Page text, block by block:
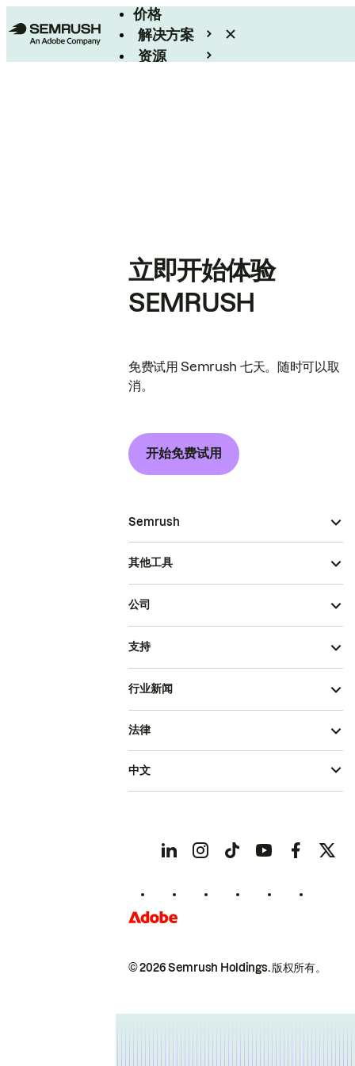
价格
解决方案
资源
立即开始体验
SEMRUSH
免费试用 Semrush 七天。随时可以取
消。
开始免费试用
Semrush
其他工具
公司
支持
行业新闻
© 2026 Semrush Holdings.版权所有。
法律
中文